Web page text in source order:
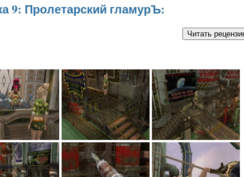
9: Пролетарский гламурЪ: